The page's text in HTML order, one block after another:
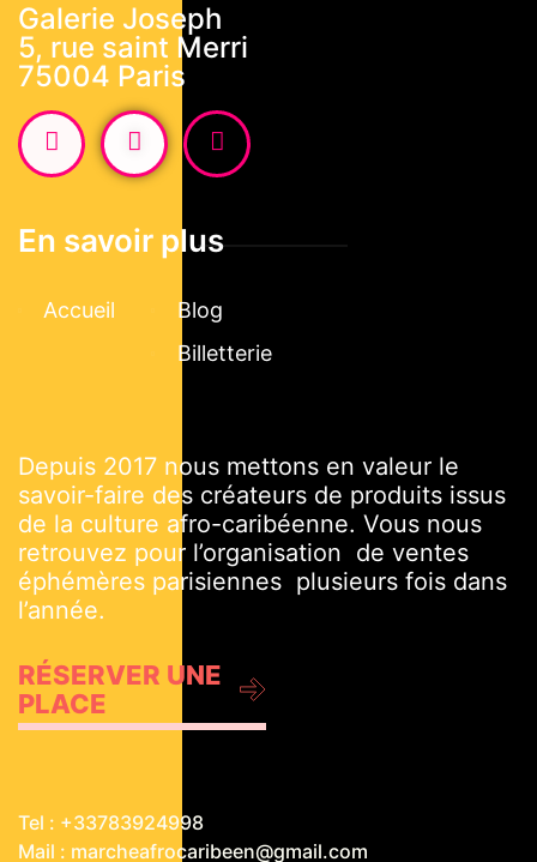
Galerie Joseph
5, rue saint Merri
75004 Paris
En savoir plus
Accueil
Blog
Billetterie
Depuis 2017 nous mettons en valeur le
savoir-faire des créateurs de produits issus
de la culture afro-caribéenne. Vous nous
retrouvez pour l’organisation de ventes
éphémères parisiennes plusieurs fois dans
l’année.
RÉSERVER UNE
PLACE
Tel : +33783924998
Mail : marcheafrocaribeen@gmail.com